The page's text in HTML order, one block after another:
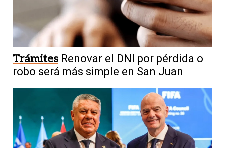
Trámites Renovar el DNI por pérdida o
robo será más simple en San Juan